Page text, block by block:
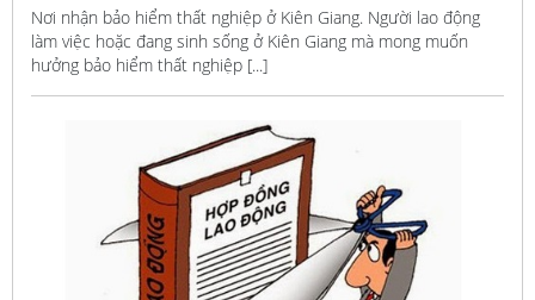
Nơi nhận bảo hiểm thất nghiệp ở Kiên Giang. Người lao động
làm việc hoặc đang sinh sống ở Kiên Giang mà mong muốn
hưởng bảo hiểm thất nghiệp [...]